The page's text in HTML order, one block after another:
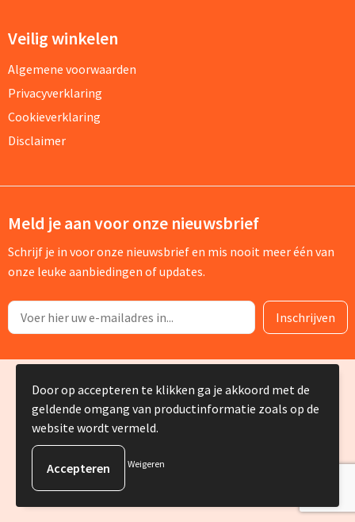
Veilig winkelen
Algemene voorwaarden
Privacyverklaring
Cookieverklaring
Disclaimer
Meld je aan voor onze nieuwsbrief
Schrijf je in voor onze nieuwsbrief en mis nooit meer één van
onze leuke aanbiedingen of updates.
© Copyright Silvia Bruin reclame-advies 2025
Door op accepteren te klikken ga je akkoord met de
geldende omgang van productinformatie zoals op de
website wordt vermeld.
Weigeren